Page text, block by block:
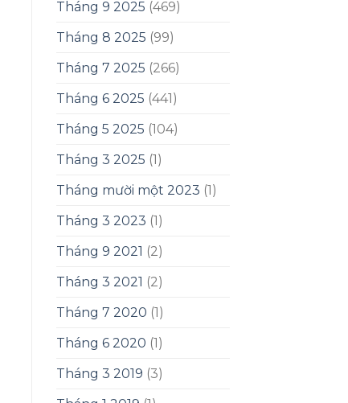
Tháng 9 2025 (469)
Tháng 8 2025 (99)
Tháng 7 2025 (266)
Tháng 6 2025 (441)
Tháng 5 2025 (104)
Tháng 3 2025 (1)
Tháng mười một 2023 (1)
Tháng 3 2023 (1)
Tháng 9 2021 (2)
Tháng 3 2021 (2)
Tháng 7 2020 (1)
Tháng 6 2020 (1)
Tháng 3 2019 (3)